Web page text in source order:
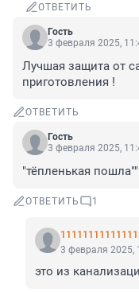
ОТВЕТИТЬ
Гость
3 февраля 2025,
Лучшая защита от
приготовления !
ОТВЕТИТЬ
Гость
3 февраля 2025,
"тёпленькая пошла""
ОТВЕТИТЬ 1
3 февраля 2025,
это из